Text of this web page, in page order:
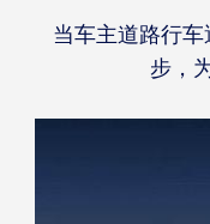
当车主道路行
步，